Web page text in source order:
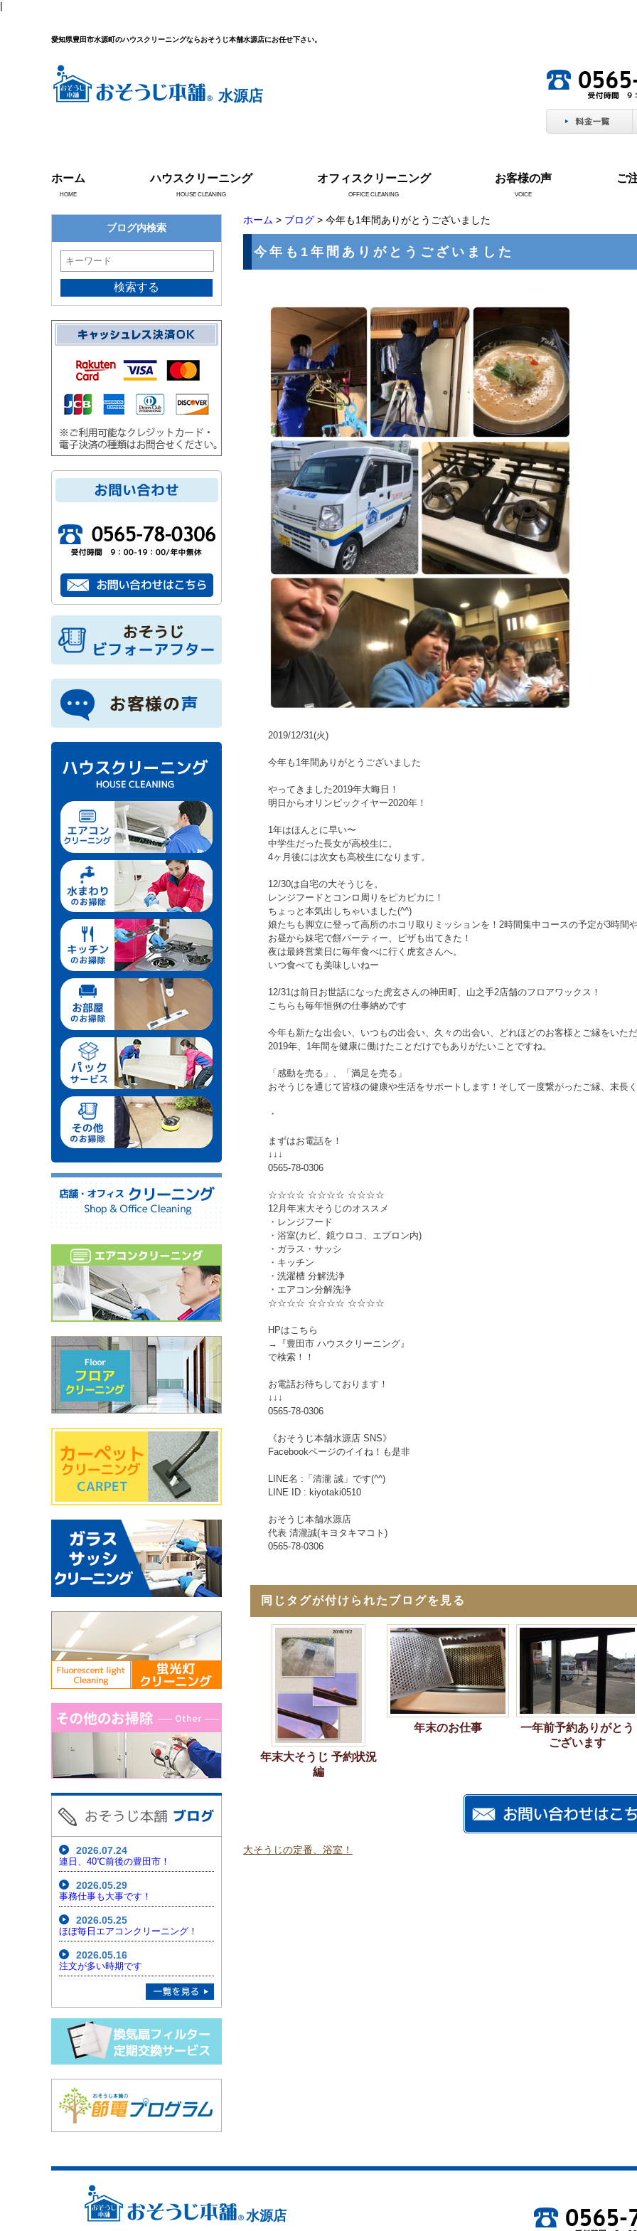
|
愛知県豊田市水源町のハウスクリーニングならおそうじ本舗水源店にお任せ下さい。
水源店
ホーム
HOME
ハウスクリーニング
HOUSE CLEANING
オフィスクリーニング
OFFICE CLEANING
お客様の声
VOICE
ご
ホーム > ブログ > 今年も1年間ありがとうございました
今年も1年間ありがとうございました
2019/12/31(火)
今年も1年間ありがとうございました
やってきました2019年大晦日！
明日からオリンピックイヤー2020年！
1年はほんとに早い〜
中学生だった長女が高校生に。
4ヶ月後には次女も高校生になります。
12/30は自宅の大そうじを。
レンジフードとコンロ周りをピカピカに！
ちょっと本気出しちゃいました(^^)
娘たちも脚立に登って高所のホコリ取りミッションを！2時間集中コースの予定が3時間や
お昼から妹宅で餅パーティー、ピザも出てきた！
夜は最終営業日に毎年食べに行く虎玄さんへ。
いつ食べても美味しいねー
12/31は前日お世話になった虎玄さんの神田町、山之手2店舗のフロアワックス！
こちらも毎年恒例の仕事納めです
今年も新たな出会い、いつもの出会い、久々の出会い、どれほどのお客様とご縁をいた
2019年、1年間を健康に働けたことだけでもありがたいことですね。
「感動を売る」、「満足を売る」
おそうじを通じて皆様の健康や生活をサポートします！そして一度繋がったご縁、末長
・
まずはお電話を！
↓↓↓
0565-78-0306
☆☆☆☆ ☆☆☆☆ ☆☆☆☆
12月年末大そうじのオススメ
・レンジフード
・浴室(カビ、鏡ウロコ、エプロン内)
・ガラス・サッシ
・キッチン
・洗濯槽 分解洗浄
・エアコン分解洗浄
☆☆☆☆ ☆☆☆☆ ☆☆☆☆
HPはこちら
→『豊田市 ハウスクリーニング』
で検索！！
お電話お待ちしております！
↓↓↓
0565-78-0306
《おそうじ本舗水源店 SNS》
Facebookページのイイね！も是非
LINE名 :「清瀧 誠」です(^^)
LINE ID : kiyotaki0510
おそうじ本舗水源店
代表 清瀧誠(キヨタキマコト)
0565-78-0306
同じタグが付けられたブログを見る
年末大そうじ 予約状況
編
年末のお仕事
一年前予約ありがとう
ございます
大そうじの定番、浴室！
ブログ内検索
2026.07.24
連日、40℃前後の豊田市！
2026.05.29
事務仕事も大事です！
2026.05.25
ほぼ毎日エアコンクリーニング！
2026.05.16
注文が多い時期です
水源店